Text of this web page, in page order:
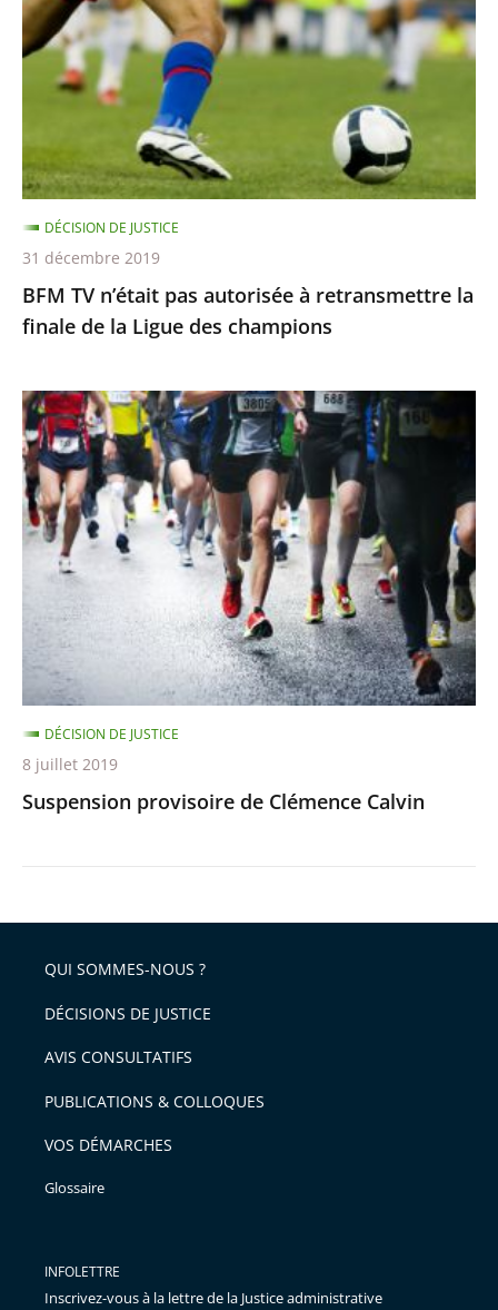
pas
autorisée
retransmettre
la
finale
de
la
Ligue
des
champions
BFM TV n’était pas autorisée à retransmettre la
finale de la Ligue des champions
DÉCISION DE JUSTICE
31 décembre 2019
Suspension
provisoire
de
Clémence
Calvin
Suspension provisoire de Clémence Calvin
DÉCISION DE JUSTICE
8 juillet 2019
QUI SOMMES-NOUS ?
DÉCISIONS DE JUSTICE
AVIS CONSULTATIFS
PUBLICATIONS & COLLOQUES
VOS DÉMARCHES
Glossaire
INFOLETTRE
Inscrivez-vous à la lettre de la Justice administrative